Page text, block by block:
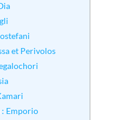
et Perivolos
: Emporio